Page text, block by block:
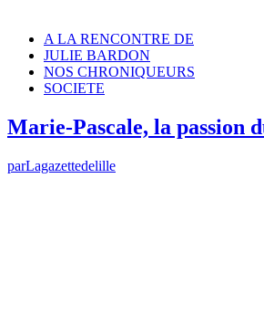
A LA RENCONTRE DE
JULIE BARDON
NOS CHRONIQUEURS
SOCIETE
Marie-Pascale, la passion
parLagazettedelille